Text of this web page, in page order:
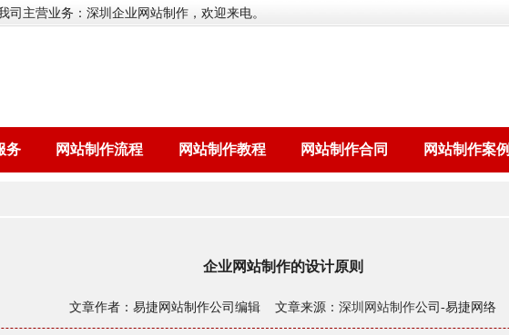
司主营业务：深圳企业网站制作，欢迎来电。
务 网站制作流程 网站制作教程 网站制作合同 网站制作案例
企业网站制作的设计原则
文章作者：易捷网站制作公司编辑 文章来源：深圳网站制作公司-易捷网络